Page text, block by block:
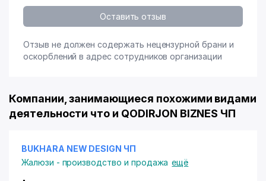
Оставить отзыв
Отзыв не должен содержать нецензурной брани и
оскорблений в адрес сотрудников организации
Компании, занимающиеся похожими видами
деятельности что и QODIRJON BIZNES ЧП
BUKHARA NEW DESIGN ЧП
Жалюзи - производство и продажа ещё